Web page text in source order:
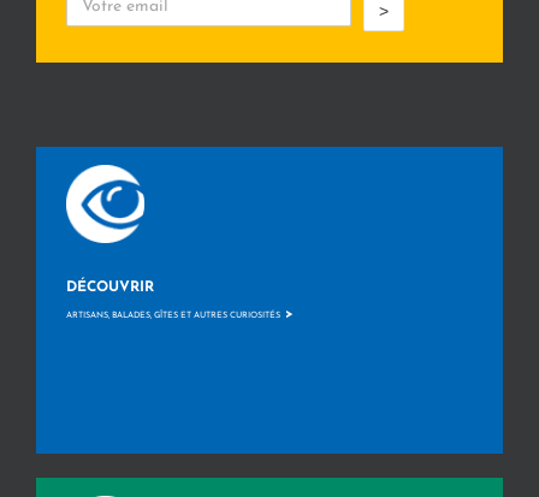
>
DÉCOUVRIR
ARTISANS, BALADES, GÎTES ET AUTRES CURIOSITÉS >